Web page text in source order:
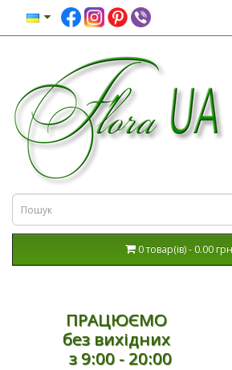
0 товар(ів) - 0.00
ПРАЦЮЄМО
без вихідних
з 9:00 - 20:00